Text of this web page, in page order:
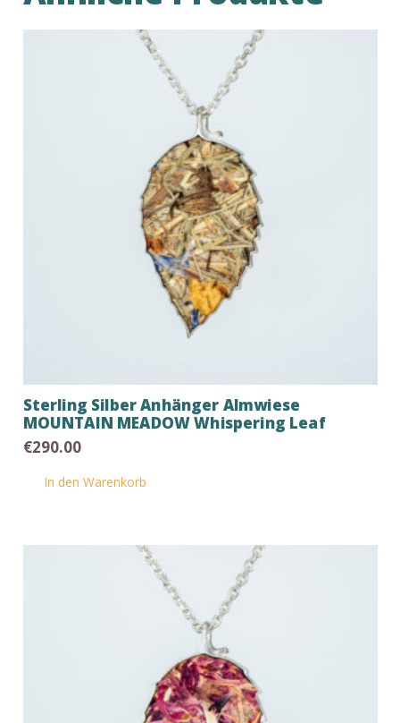
Sterling Silber Anhänger Almwiese
MOUNTAIN MEADOW Whispering Leaf
€290.00
In den Warenkorb